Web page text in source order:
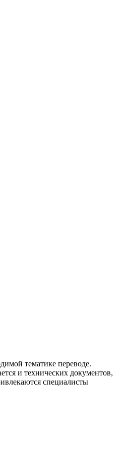
тематике переводе.
и технических документов,
специалисты